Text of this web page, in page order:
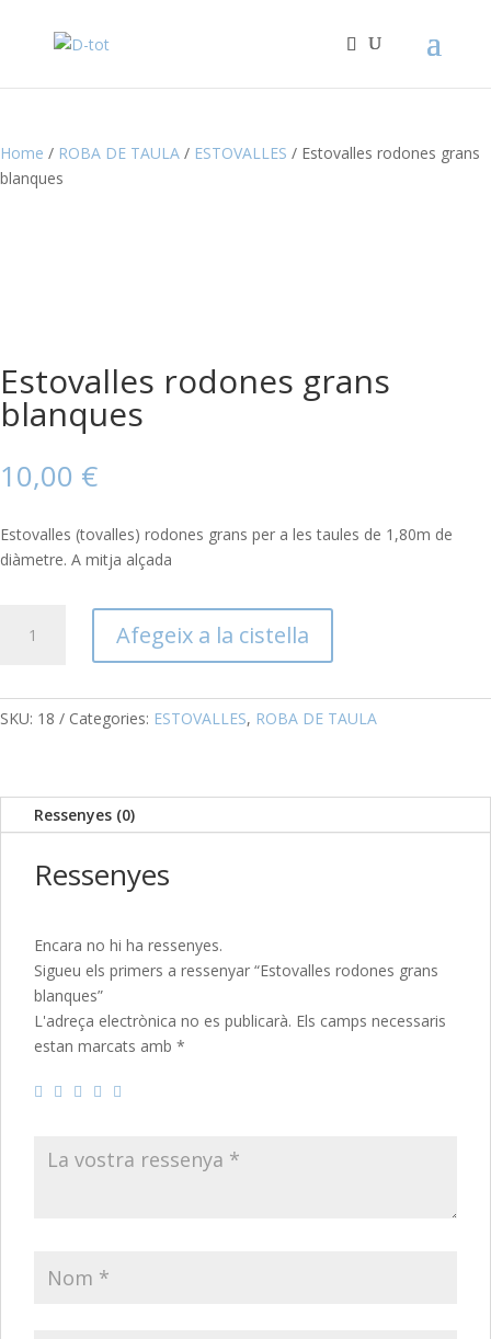
Home / ROBA DE TAULA / ESTOVALLES / Estovalles rodones grans
blanques
Estovalles rodones grans
blanques
10,00 €
Estovalles (tovalles) rodones grans per a les taules de 1,80m de
diàmetre. A mitja alçada
grans
Afegeix a la cistella
SKU: 18 Categories: ESTOVALLES, ROBA DE TAULA
Ressenyes (0)
Ressenyes
Encara no hi ha ressenyes.
Sigueu els primers a ressenyar “Estovalles rodones grans
blanques”
L'adreça electrònica no es publicarà. Els camps necessaris
estan marcats amb *